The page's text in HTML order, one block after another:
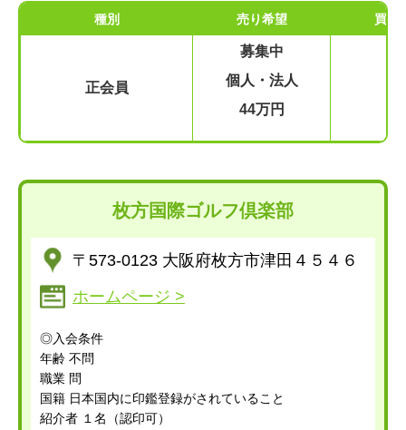
種別 売り希望 買い
正会員
募集中
個人・法人
44万円
枚方国際ゴルフ倶楽部
〒573-0123 大阪府枚方市津田４５４６
ホームページ >
◎入会条件
年齢 不問
職業 問
国籍 日本国内に印鑑登録がされていること
紹介者 １名（認印可）